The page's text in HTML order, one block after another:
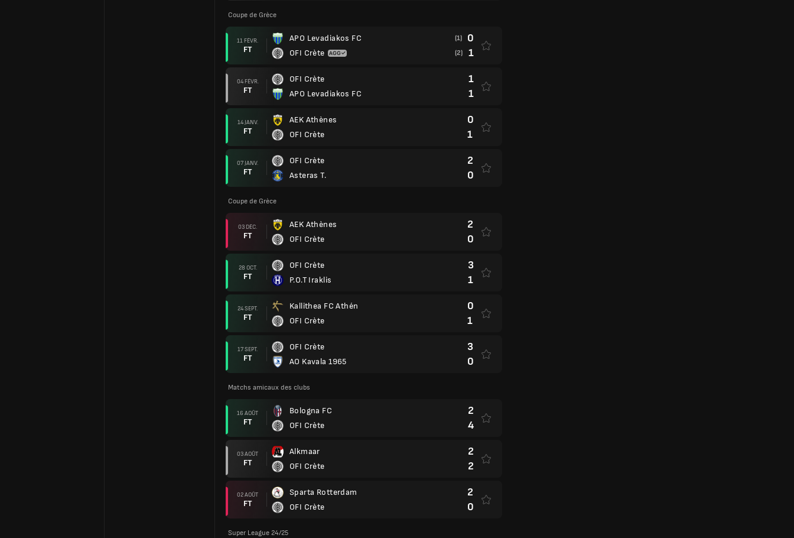
Coupe de Grèce
11 FÉVR.
FT
APO Levadiakos FC
OFI Crète
(1) 0
(2) 1
04 FÉVR.
FT
OFI Crète
APO Levadiakos FC
1
1
14 JANV.
FT
AEK Athènes
OFI Crète
0
1
07 JANV.
FT
OFI Crète
Asteras T.
2
0
Coupe de Grèce
03 DÉC.
FT
AEK Athènes
OFI Crète
2
0
28 OCT.
FT
OFI Crète
P.O.T Iraklis
3
1
24 SEPT.
FT
Kallithea FC Athén
OFI Crète
0
1
17 SEPT.
FT
OFI Crète
AO Kavala 1965
3
0
Matchs amicaux des clubs
16 AOÛT
FT
Bologna FC
OFI Crète
2
4
03 AOÛT
FT
Alkmaar
OFI Crète
2
2
02 AOÛT
FT
Sparta Rotterdam
OFI Crète
2
0
Super League 24/25